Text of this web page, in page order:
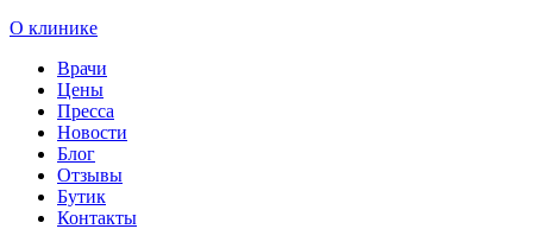
О клинике
Врачи
Цены
Пресса
Новости
Блог
Отзывы
Бутик
Контакты